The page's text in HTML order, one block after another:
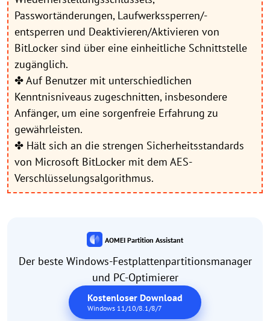
Passwortänderungen, Laufwerkssperren/-
entsperren und Deaktivieren/Aktivieren von
BitLocker sind über eine einheitliche Schnittstelle
zugänglich.
✤ Auf Benutzer mit unterschiedlichen
Kenntnisniveaus zugeschnitten, insbesondere
Anfänger, um eine sorgenfreie Erfahrung zu
gewährleisten.
✤ Hält sich an die strengen Sicherheitsstandards
von Microsoft BitLocker mit dem AES-
Verschlüsselungsalgorithmus.
AOMEI Partition Assistant
Der beste Windows-Festplattenpartitionsmanager
und PC-Optimierer
Kostenloser Download
Windows 11/10/8.1/8/7